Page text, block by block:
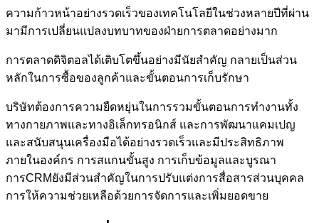
ความก้าวหน้าอย่างรวดเร็วของเทคโนโลยีในช่วงหลายปีที่ผ่าน
มามีการเปลี่ยนแปลงบทบาทของฝ่ายการตลาดอย่างมาก
การตลาดดิจิตอลได้เติบโตขึ้นอย่างมีนัยสำคัญ กลายเป็นส่วน
หลักในการซื้อของลูกค้าและขั้นตอนการเก็บรักษา
บริษัทต้องการความยืดหยุ่นในการรวมขั้นตอนการทำงานทั้ง
ทางกายภาพและทางอิเล็กทรอนิกส์ และการพัฒนาแคมเปญ
และสนับสนุนเครื่องมือได้อย่างรวดเร็วและมีประสิทธิภาพ
ภายในองค์กร การสแกนขั้นสูง การเก็บข้อมูลและบูรณา
การCRMยังมีส่วนสำคัญในการปรับแต่งการสื่อสารส่วนบุคคล
การให้ความช่วยเหลือด้วยการจัดการและเพิ่มยอดขาย